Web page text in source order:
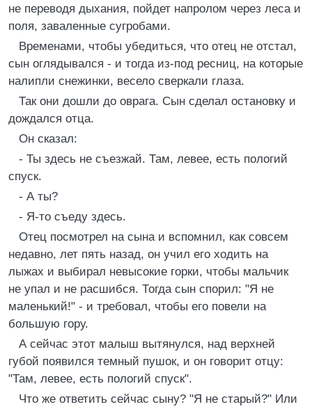
не переводя дыхания, пойдет напролом через леса и
поля, заваленные сугробами.
Временами, чтобы убедиться, что отец не отстал,
сын оглядывался - и тогда из-под ресниц, на которые
налипли снежинки, весело сверкали глаза.
Так они дошли до оврага. Сын сделал остановку и
дождался отца.
Он сказал:
- Ты здесь не съезжай. Там, левее, есть пологий
спуск.
- А ты?
- Я-то съеду здесь.
Отец посмотрел на сына и вспомнил, как совсем
недавно, лет пять назад, он учил его ходить на
лыжах и выбирал невысокие горки, чтобы мальчик
не упал и не расшибся. Тогда сын спорил: "Я не
маленький!" - и требовал, чтобы его повели на
большую гору.
А сейчас этот малыш вытянулся, над верхней
губой появился темный пушок, и он говорит отцу:
"Там, левее, есть пологий спуск".
Что же ответить сейчас сыну? "Я не старый?" Или